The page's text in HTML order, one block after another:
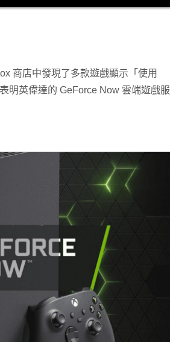
商店中發現了多款遊戲顯示「使用
明英偉達的 GeForce Now 雲端遊戲服